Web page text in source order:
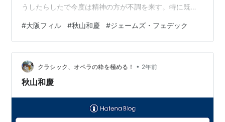
うしたらしたで今度は精神の方が不調を来す。特に既に
動原則となっている私には非常に大きな精神的とストレ
スとなる。そこでこの週末は大阪方面にコンサートに繰
り出すことにする。 金曜日の仕事を早めに終えるとJRで
大阪へ。どうも最近は車内で半分意識不明になっている
ことが増えているが、今回もそれに近い。どうにか大阪
#大阪フィル #秋山和慶 #ジェームズ・フェデック
クラシック、オペラの粋を極める！ • 2年前
秋山和慶